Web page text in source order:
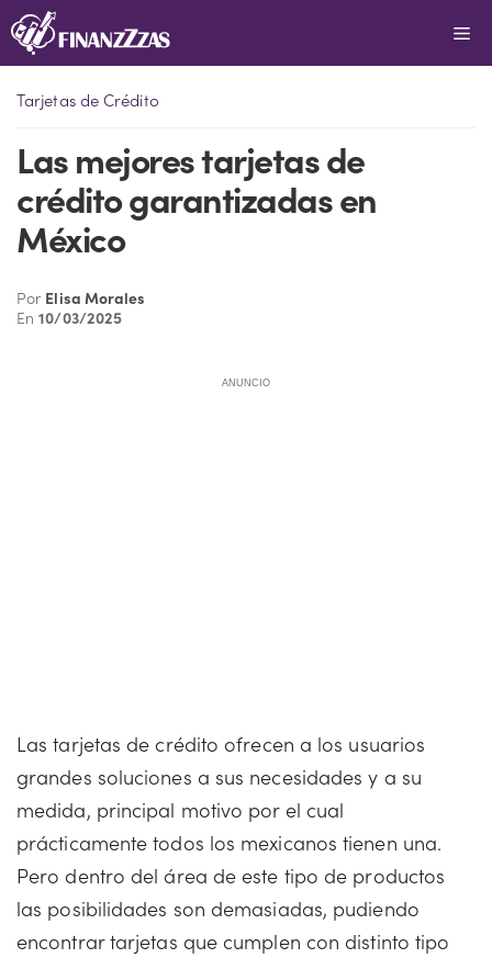
Saltar
al
Tarjetas de Crédito
Las mejores tarjetas de
crédito garantizadas en
México
Por Elisa Morales
En10/03/2025
ANUNCIO
Las tarjetas de crédito ofrecen a los usuarios
grandes soluciones a sus necesidades y a su
medida, principal motivo por el cual
prácticamente todos los mexicanos tienen una.
Pero dentro del área de este tipo de productos
las posibilidades son demasiadas, pudiendo
encontrar tarjetas que cumplen con distinto tipo